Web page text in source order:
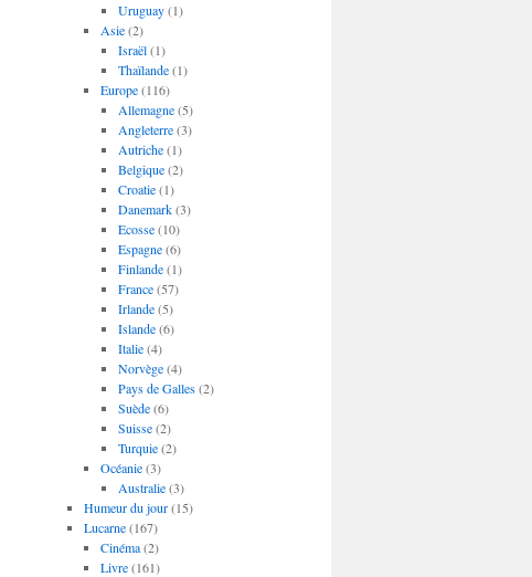
Uruguay(1)
Asie(2)
Israël(1)
Thaïlande(1)
Europe(116)
Allemagne(5)
Angleterre(3)
Autriche(1)
Belgique(2)
Croatie(1)
Danemark(3)
Ecosse(10)
Espagne(6)
Finlande(1)
France(57)
Irlande(5)
Islande(6)
Italie(4)
Norvège(4)
Pays de Galles(2)
Suède(6)
Suisse(2)
Turquie(2)
Océanie(3)
Australie(3)
Humeur du jour(15)
Lucarne(167)
Cinéma(2)
Livre(161)